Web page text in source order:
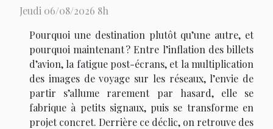
Jeudi 06/08/2026 8h
Pourquoi une destination plutôt qu’une autre, et
pourquoi maintenant ? Entre l’inflation des billets
d’avion, la fatigue post-écrans, et la multiplication
des images de voyage sur les réseaux, l’envie de
partir s’allume rarement par hasard, elle se
fabrique à petits signaux, puis se transforme en
projet concret. Derrière ce déclic, on retrouve des